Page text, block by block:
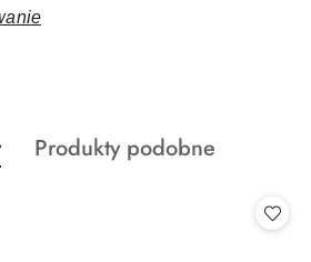
Produkty
Produkty podobne